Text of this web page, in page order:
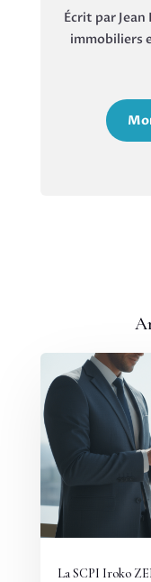
Écrit par
immobiliers
La SCPI Iroko